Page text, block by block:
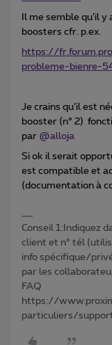
Il me semble qu’il
boosters cfr. p.ex.
https://
probleme-bienre-
Je crains qu’il est
booster (n° 2)
par @alloja
Si ok il serait
est compatible et
(documentation à
Conseil 1:Indiquez
client et n° tél
info spécifique/
par les
FAQ
https://
particuliers/